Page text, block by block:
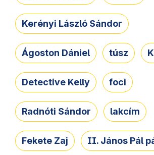
Kerényi László Sándor
Ágoston Dániel túsz
Detective Kelly foci
Radnóti Sándor lakcím
Fekete Zaj II. János Pál